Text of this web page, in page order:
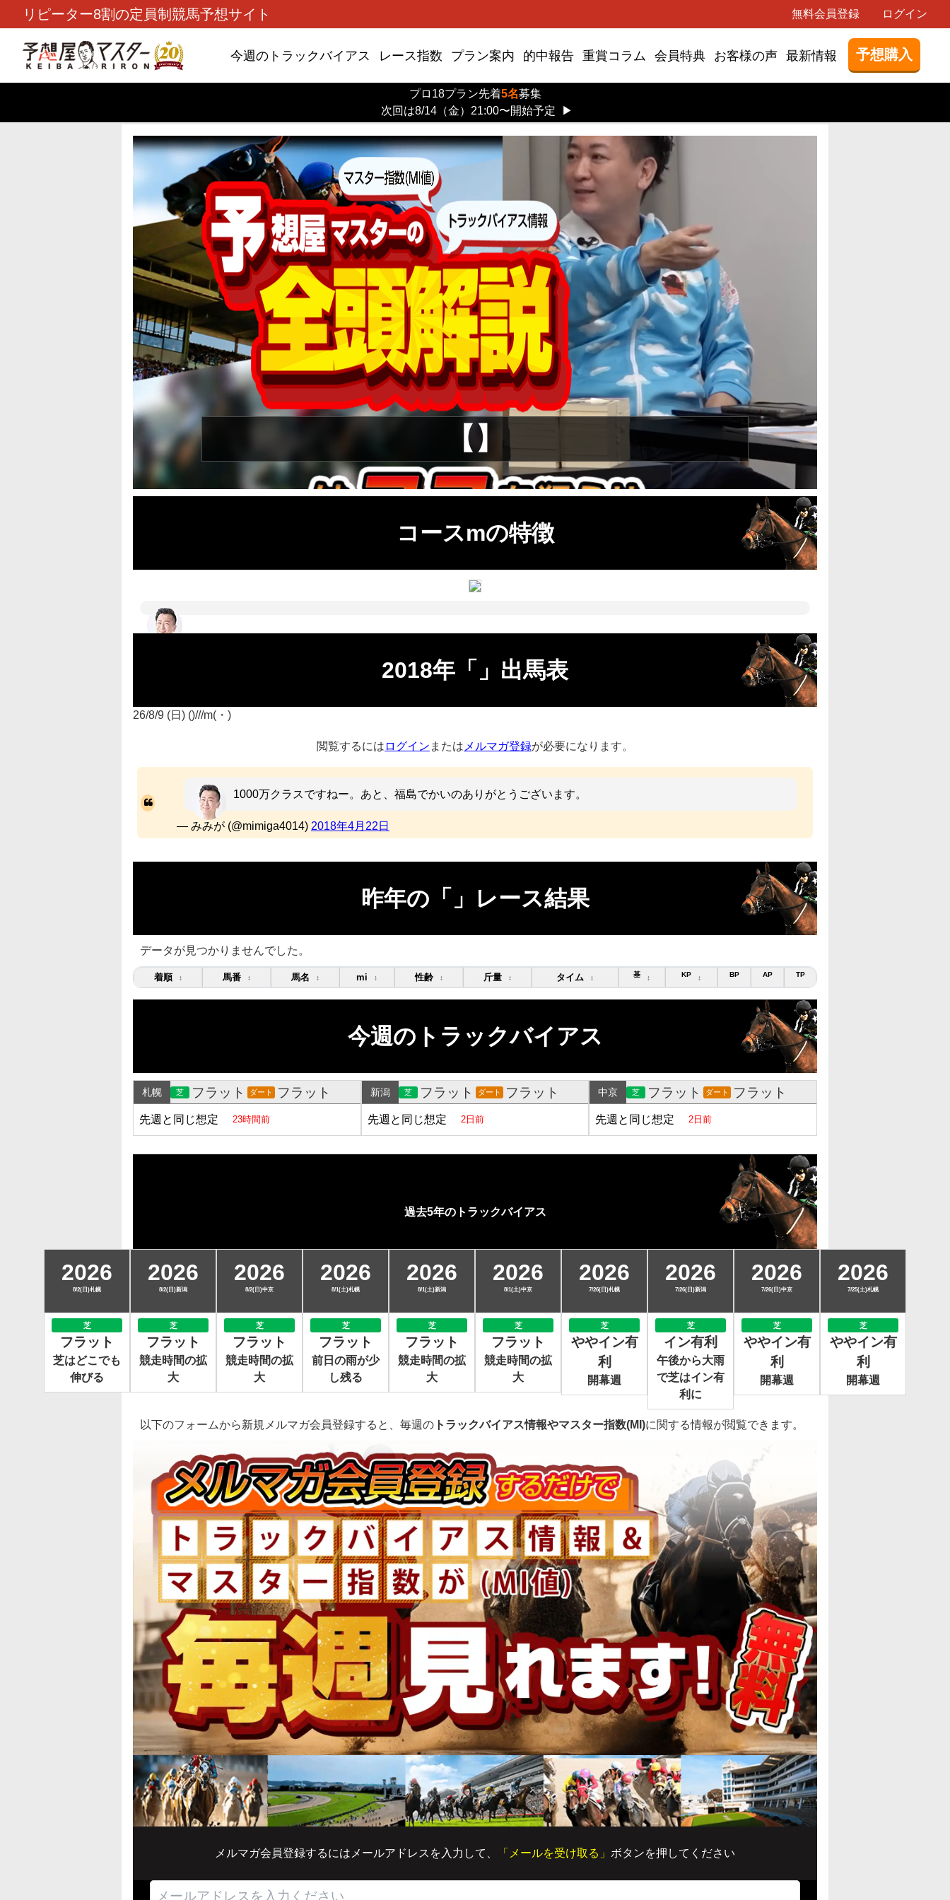
リピーター8割の定員制競馬予想サイト 無料会員登録 ログイン
今週のトラックバイアス レース指数 プラン案内 的中報告 重賞コラム 会員特典 お客様の声 最新情報 予想購入
プロ18プラン先着5名募集
次回は8/14（金）21:00〜開始予定
▶
【】
コースmの特徴
2018年「」出馬表
26/8/9 (日) ()///m(・)
閲覧するには ログイン または メルマガ登録が必要になります。
1000万クラスですねー。あと、福島でかいのありがとうございます。
— みみが (@mimiga4014) 2018年4月22日
昨年の「」レース結果
データが見つかりませんでした。
着順 ↕ 馬番 ↕ 馬名 ↕ mi ↕ 性齢 ↕ 斤量 ↕ タイム ↕ 基 ↕ KP ↕ BP AP TP
今週のトラックバイアス
札幌 芝 フラット ダート フラット
先週と同じ想定 23時間前
新潟 芝 フラット ダート フラット
先週と同じ想定 2日前
中京 芝 フラット ダート フラット
先週と同じ想定 2日前
過去5年のトラックバイアス
2026
8/2(日)札幌
芝
フラット
芝はどこでも
伸びる
2026
8/2(日)新潟
芝
フラット
競走時間の拡
大
2026
8/2(日)中京
芝
フラット
競走時間の拡
大
2026
8/1(土)札幌
芝
フラット
前日の雨が少
し残る
2026
8/1(土)新潟
芝
フラット
競走時間の拡
大
2026
8/1(土)中京
芝
フラット
競走時間の拡
大
2026
7/26(日)札幌
芝
ややイン有
利
開幕週
2026
7/26(日)新潟
芝
イン有利
午後から大雨
で芝はイン有
利に
2026
7/26(日)中京
芝
ややイン有
利
開幕週
2026
7/25(土)札幌
芝
ややイン有
利
開幕週
以下のフォームから新規メルマガ会員登録すると、毎週の トラックバイアス情報やマスター指数(MI)に関する情報が閲覧できます。
メルマガ会員登録するにはメールアドレスを入力して、 「メールを受け取る」 ボタンを押してください